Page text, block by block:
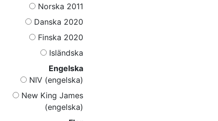
Norska 2011
Danska 2020
Finska 2020
Isländska
Engelska
NIV (engelska)
New King James
(engelska)